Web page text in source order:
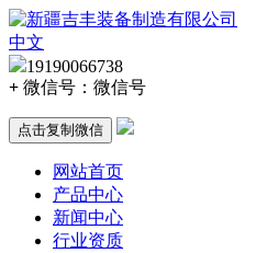
中文
19190066738
+ 微信号： 微信号
点击复制微信
网站首页
产品中心
新闻中心
行业资质